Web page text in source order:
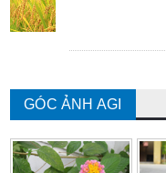
GÓC ẢNH AGI